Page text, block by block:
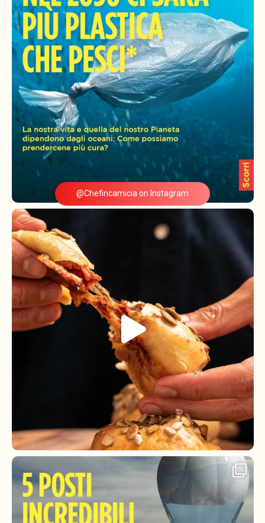
@Chefincamicia on Instagram